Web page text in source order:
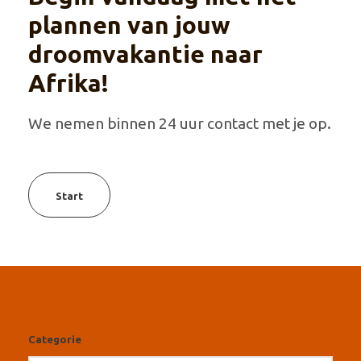
plannen van jouw
droomvakantie naar
Afrika!
We nemen binnen 24 uur contact met je op.
Start
Categorie